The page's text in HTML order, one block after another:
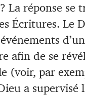
La réponse se
Écritures. Le
afin de se
(voir, par
a supervisé